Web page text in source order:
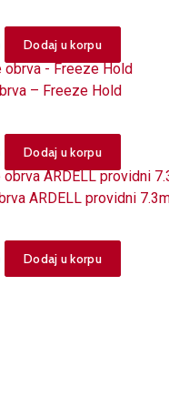
chosen
on
the
page
variants.
The
options
chosen
on
the
page
Dodaj u korpu
– Freeze Hold
Dodaj u korpu
ARDELL providni
Dodaj u korpu